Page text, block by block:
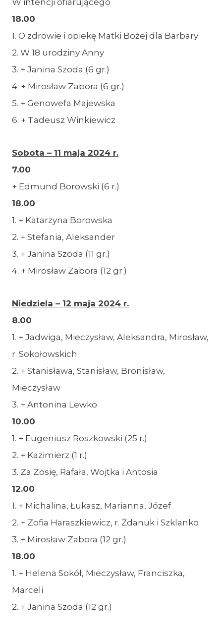
W intencji ofiarującego
18.00
1. O zdrowie i opiekę Matki Bożej dla Barbary
2. W 18 urodziny Anny
3. + Janina Szoda (6 gr.)
4. + Mirosław Zabora (6 gr.)
5. + Genowefa Majewska
6. + Tadeusz Winkiewicz
Sobota – 11 maja 2024 r.
7.00
+ Edmund Borowski (6 r.)
18.00
1. + Katarzyna Borowska
2. + Stefania, Aleksander
3. + Janina Szoda (11 gr.)
4. + Mirosław Zabora (12 gr.)
Niedziela – 12 maja 2024 r.
8.00
1. + Jadwiga, Mieczysław, Aleksandra, Mirosław,
r. Sokołowskich
2. + Stanisława, Stanisław, Bronisław,
Mieczysław
3. + Antonina Lewko
10.00
1. + Eugeniusz Roszkowski (25 r.)
2. + Kazimierz (1 r.)
3. Za Zosię, Rafała, Wojtka i Antosia
12.00
1. + Michalina, Łukasz, Marianna, Józef
2. + Zofia Haraszkiewicz, r. Żdanuk i Szklanko
3. + Mirosław Zabora (12 gr.)
18.00
1. + Helena Sokół, Mieczysław, Franciszka,
Marceli
2. + Janina Szoda (12 gr.)